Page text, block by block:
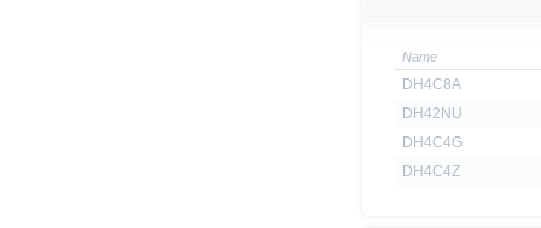
Name
DH4C8A
DH42NU
DH4C4G
DH4C4Z